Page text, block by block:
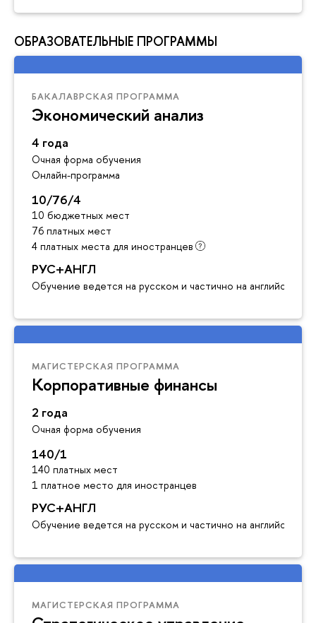
ОБРАЗОВАТЕЛЬНЫЕ ПРОГРАММЫ
БАКАЛАВРСКАЯ ПРОГРАММА
Экономический анализ
4 года
Очная форма обучения
Онлайн-программа
10/76/4
10 бюджетных мест
76 платных мест
4 платных места для иностранцев
РУС+АНГЛ
Обучение ведется на русском и частично на английском
МАГИСТЕРСКАЯ ПРОГРАММА
Корпоративные финансы
2 года
Очная форма обучения
140/1
140 платных мест
1 платное место для иностранцев
РУС+АНГЛ
Обучение ведется на русском и частично на английском
МАГИСТЕРСКАЯ ПРОГРАММА